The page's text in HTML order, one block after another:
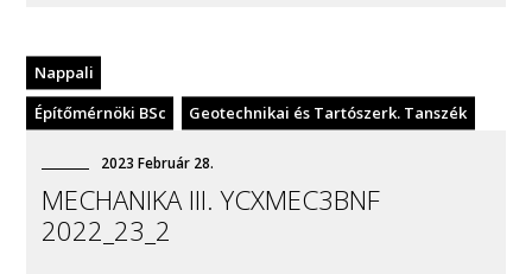
Építőmérnöki BSc Geotechnikai és Tartószerk. Tanszék
Nappali
2023 Február 28.
MECHANIKA III. YCXMEC3BNF
2022_23_2